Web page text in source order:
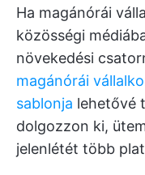
Ha magánórái
közösségi
növekedési
magánórái
sablonja lehetővé
dolgozzon ki,
jelenlétét több